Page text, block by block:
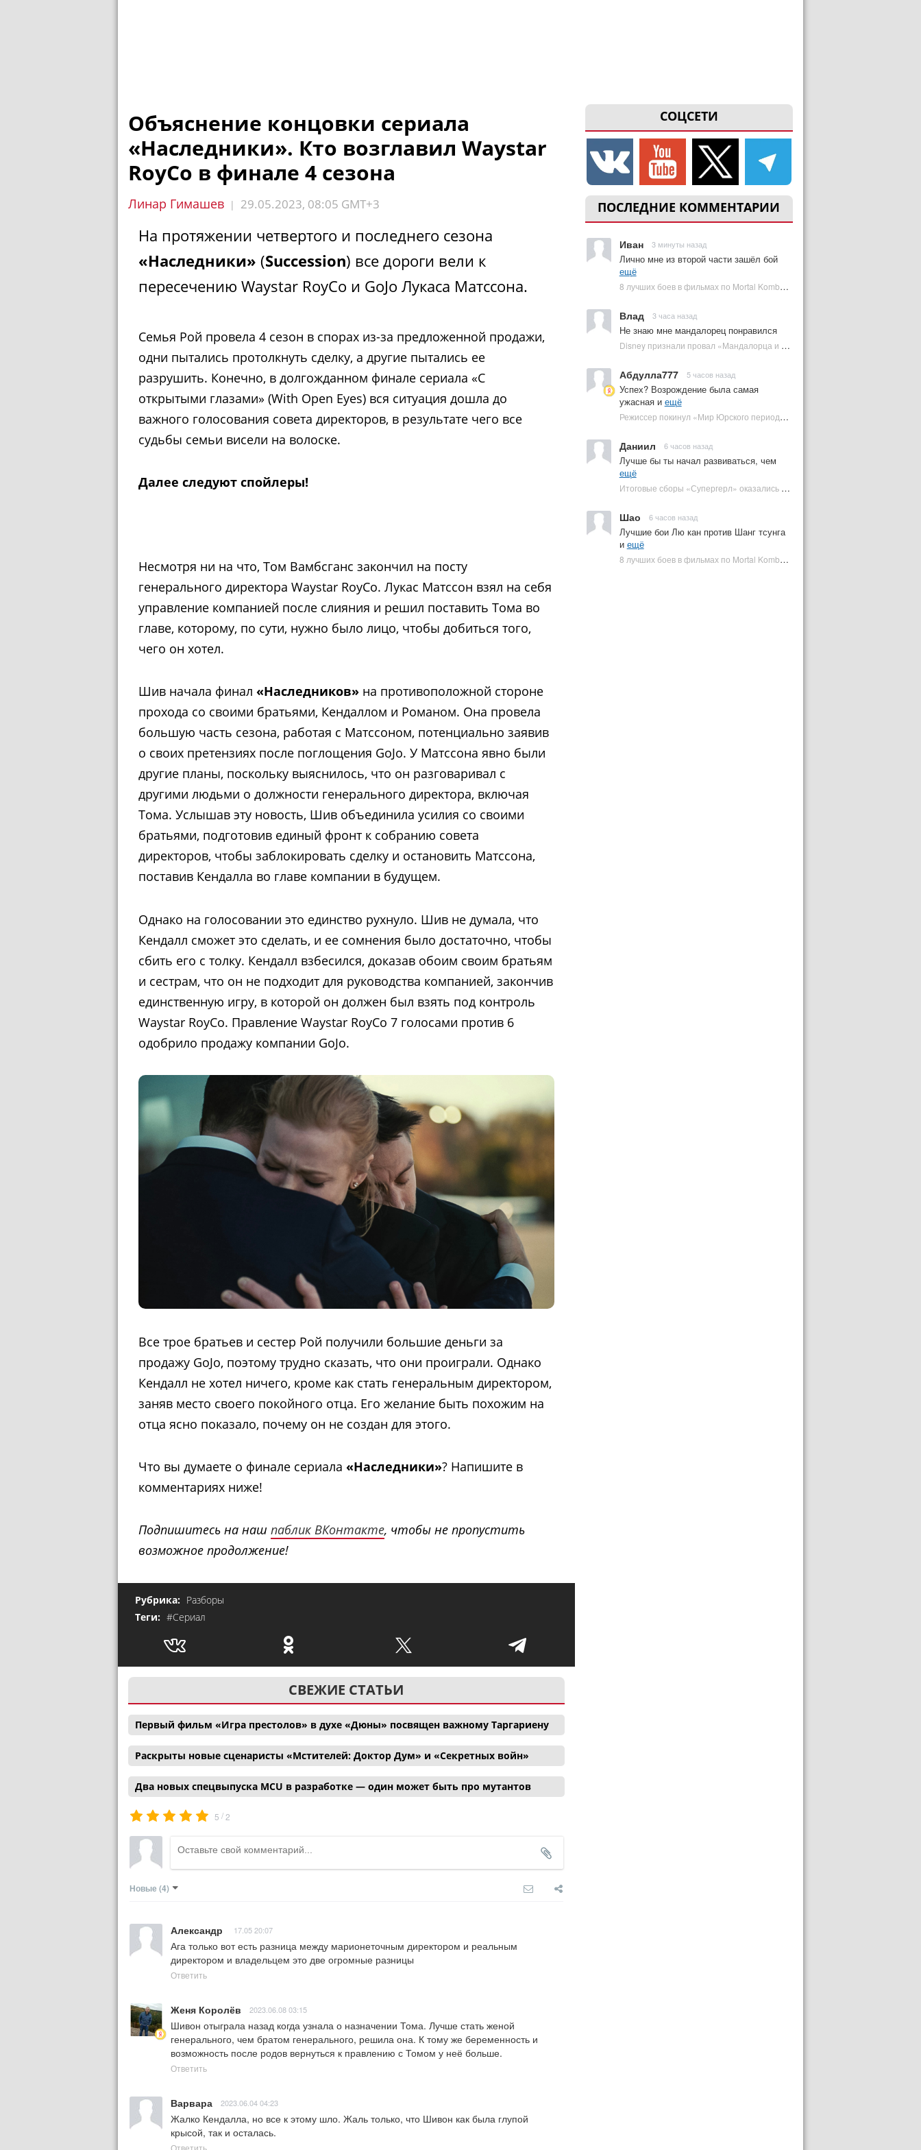
СОЦСЕТИ
ПОСЛЕДНИЕ КОММЕНТАРИИ
Иван 3 минуты назад
Лично мне из второй части зашёл бой
ещё
8 лучших боев в фильмах по Mortal Kombat: от «Смертельной битвы» до «Мортал Комбат 2» | Plugged In Ru
Влад 3 часа назад
Не знаю мне мандалорец понравился
Disney признали провал «Мандалорца и Грогу» и еще одной новинки | Plugged In Ru
Абдулла777 5 часов назад
Успех? Возрождение была самая
ужасная и ещё
Режиссер покинул «Мир Юрского периода 5» | Plugged In Ru
Даниил 6 часов назад
Лучше бы ты начал развиваться, чем
ещё
Итоговые сборы «Супергерл» оказались худшими для DC за два десятилетия | Plugged In Ru
Шао 6 часов назад
Лучшие бои Лю кан против Шанг тсунга
и ещё
8 лучших боев в фильмах по Mortal Kombat: от «Смертельной битвы» до «Мортал Комбат 2» | Plugged In Ru
Объяснение концовки сериала
«Наследники». Кто возглавил Waystar
RoyCo в финале 4 сезона
Линар Гимашев | 29.05.2023, 08:05 GMT+3
На протяжении четвертого и последнего сезона
«Наследники» (Succession) все дороги вели к
пересечению Waystar RoyCo и GoJo Лукаса Матссона.
Семья Рой провела 4 сезон в спорах из-за предложенной продажи,
одни пытались протолкнуть сделку, а другие пытались ее
разрушить. Конечно, в долгожданном финале сериала «С
открытыми глазами» (With Open Eyes) вся ситуация дошла до
важного голосования совета директоров, в результате чего все
судьбы семьи висели на волоске.
Далее следуют спойлеры!
Несмотря ни на что, Том Вамбсганс закончил на посту
генерального директора Waystar RoyCo. Лукас Матссон взял на себя
управление компанией после слияния и решил поставить Тома во
главе, которому, по сути, нужно было лицо, чтобы добиться того,
чего он хотел.
Шив начала финал «Наследников» на противоположной стороне
прохода со своими братьями, Кендаллом и Романом. Она провела
большую часть сезона, работая с Матссоном, потенциально заявив
о своих претензиях после поглощения GoJo. У Матссона явно были
другие планы, поскольку выяснилось, что он разговаривал с
другими людьми о должности генерального директора, включая
Тома. Услышав эту новость, Шив объединила усилия со своими
братьями, подготовив единый фронт к собранию совета
директоров, чтобы заблокировать сделку и остановить Матссона,
поставив Кендалла во главе компании в будущем.
Однако на голосовании это единство рухнуло. Шив не думала, что
Кендалл сможет это сделать, и ее сомнения было достаточно, чтобы
сбить его с толку. Кендалл взбесился, доказав обоим своим братьям
и сестрам, что он не подходит для руководства компанией, закончив
единственную игру, в которой он должен был взять под контроль
Waystar RoyCo. Правление Waystar RoyCo 7 голосами против 6
одобрило продажу компании GoJo.
Все трое братьев и сестер Рой получили большие деньги за
продажу GoJo, поэтому трудно сказать, что они проиграли. Однако
Кендалл не хотел ничего, кроме как стать генеральным директором,
заняв место своего покойного отца. Его желание быть похожим на
отца ясно показало, почему он не создан для этого.
Что вы думаете о финале сериала «Наследники»? Напишите в
комментариях ниже!
Подпишитесь на наш паблик ВКонтакте, чтобы не пропустить
возможное продолжение!
Рубрика: Разборы
Теги: #Сериал
СВЕЖИЕ СТАТЬИ
Первый фильм «Игра престолов» в духе «Дюны» посвящен важному Таргариену
Раскрыты новые сценаристы «Мстителей: Доктор Дум» и «Секретных войн»
Два новых спецвыпуска MCU в разработке — один может быть про мутантов
5 /2
Новые (4)
Александр 17.05 20:07
Ага только вот есть разница между марионеточным директором и реальным
директором и владельцем это две огромные разницы
Ответить
Женя Королёв 2023.06.08 03:15
Шивон отыграла назад когда узнала о назначении Тома. Лучше стать женой
генерального, чем братом генерального, решила она. К тому же беременность и
возможность после родов вернуться к правлению с Томом у неё больше.
Ответить
Варвара 2023.06.04 04:23
Жалко Кендалла, но все к этому шло. Жаль только, что Шивон как была глупой
крысой, так и осталась.
Ответить